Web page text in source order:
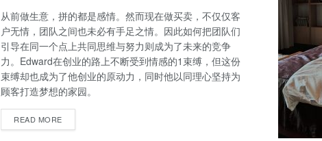
从前做生意，拼的都是感情。然而现在做买卖，不仅仅客
户无情，团队之间也未必有手足之情。因此如何把团队们
引导在同一个点上共同思维与努力则成为了未来的竞争
力。Edward在创业的路上不断受到情感的1束缚，但这份
束缚却也成为了他创业的原动力，同时他以同理心坚持为
顾客打造梦想的家园。
READ MORE